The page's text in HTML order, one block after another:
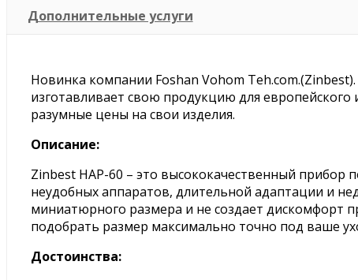
Дополнительные услуги
Новинка компании Foshan Vohom
изготавливает свою продукцию для
разумные цены на свои изделия.
Описание:
Zinbest HAP-60 – это высококачественный прибор
неудобных аппаратов, длительной адаптации и
миниатюрного размера и не создает дискомфорт
подобрать размер максимально точно под ваше
Достоинства: